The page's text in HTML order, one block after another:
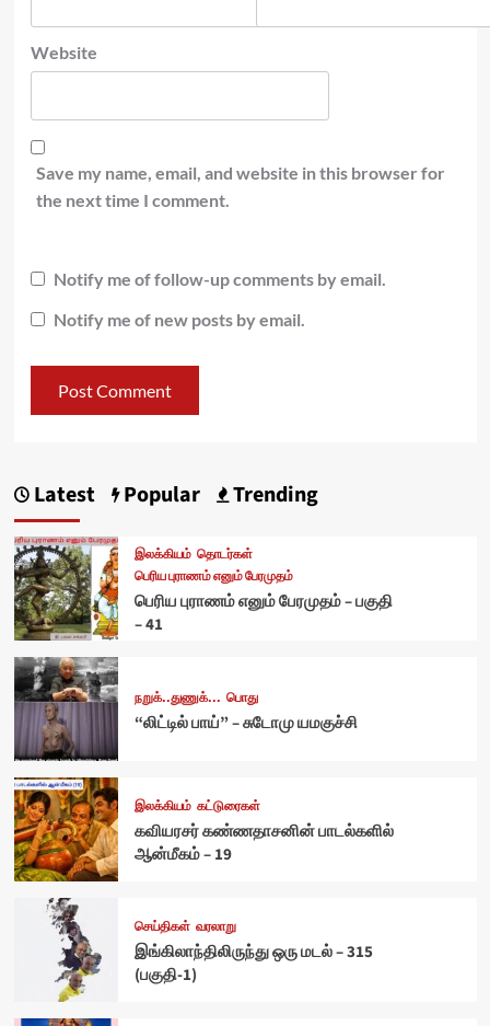
Website
Save my name, email, and website in this browser for
the next time I comment.
Notify me of follow-up comments by email.
Notify me of new posts by email.
Latest Popular Trending
இலக்கியம் தொடர்கள்
பெரிய புராணம் எனும் பேரமுதம்
பெரிய புராணம் எனும் பேரமுதம் – பகுதி
– 41
நறுக்..துணுக்... பொது
“லிட்டில் பாய்” – சுடோமு யமகுச்சி
இலக்கியம் கட்டுரைகள்
கவியரசர் கண்ணதாசனின் பாடல்களில்
ஆன்மீகம் – 19
செய்திகள் வரலாறு
இங்கிலாந்திலிருந்து ஒரு மடல் – 315
(பகுதி-1)